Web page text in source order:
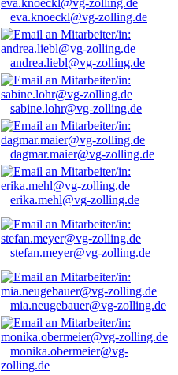
eva.knoeckl@vg-zolling.de
andrea.liebl@vg-zolling.de
sabine.lohr@vg-zolling.de
dagmar.maier@vg-zolling.de
erika.mehl@vg-zolling.de
stefan.meyer@vg-zolling.de
mia.neugebauer@vg-zolling.de
monika.obermeier@vg-
zolling.de